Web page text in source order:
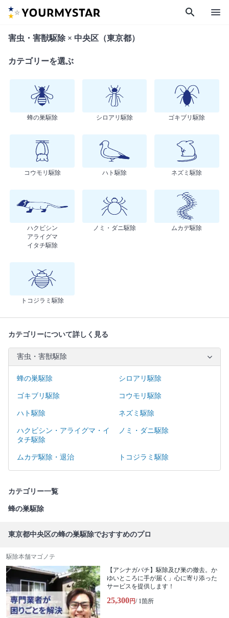
search menu
害虫・害獣駆除 × 中央区（東京都）
カテゴリーを選ぶ
蜂の巣駆除 シロアリ駆除 ゴキブリ駆除
コウモリ駆除 ハト駆除 ネズミ駆除
ハクビシン
アライグマ
イタチ駆除
ノミ・ダニ駆除 ムカデ駆除
トコジラミ駆除
カテゴリーについて詳しく見る
害虫・害獣駆除
蜂の巣駆除 シロアリ駆除
ゴキブリ駆除 コウモリ駆除
ハト駆除 ネズミ駆除
ハクビシン・アライグマ・イ
タチ駆除
ノミ・ダニ駆除
ムカデ駆除・退治 トコジラミ駆除
カテゴリー一覧
蜂の巣駆除
東京都中央区の蜂の巣駆除でおすすめのプロ
駆除本舗マゴノテ
【アシナガバチ】駆除及び巣の撤去。か
ゆいところに手が届く」心に寄り添った
サービスを提供します！
25,300円/ 1箇所